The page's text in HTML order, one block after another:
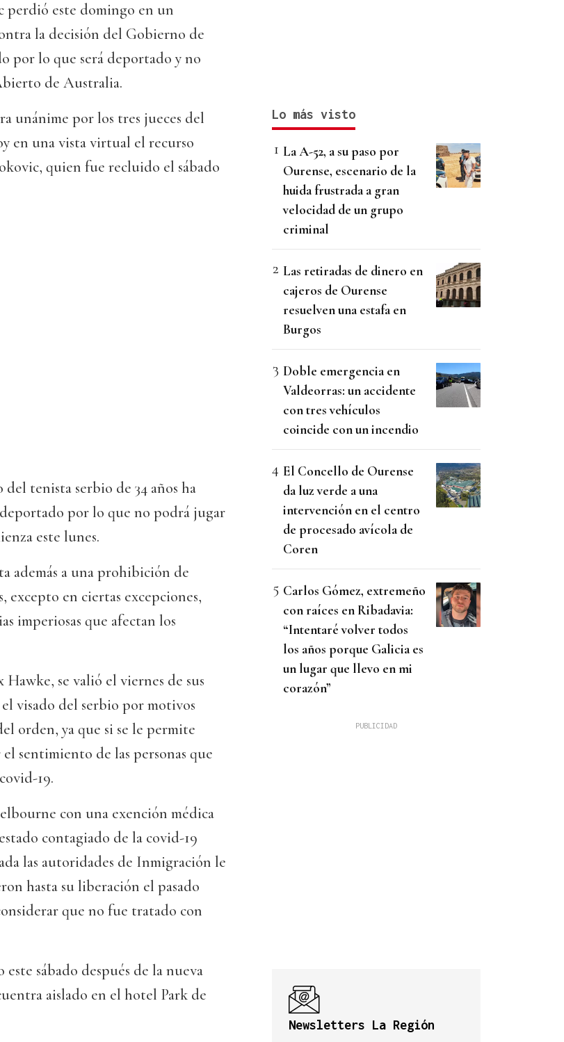
perdió este domingo en un
la decisión del Gobierno de
por lo que será deportado y no
de Australia.
unánime por los tres jueces del
en una vista virtual el recurso
quien fue recluido el sábado
tenista serbio de 34 años ha
por lo que no podrá jugar
este lunes.
además a una prohibición de
excepto en ciertas excepciones,
imperiosas que afectan los
se valió el viernes de sus
visado del serbio por motivos
orden, ya que si se le permite
sentimiento de las personas que
19.
con una exención médica
contagiado de la covid-19
las autoridades de Inmigración le
hasta su liberación el pasado
que no fue tratado con
sábado después de la nueva
aislado en el hotel Park de
Lo más visto
La A-52, a su paso por
Ourense, escenario de la
huida frustrada a gran
velocidad de un grupo
criminal
Las retiradas de dinero en
cajeros de Ourense
resuelven una estafa en
Burgos
Doble emergencia en
Valdeorras: un accidente
con tres vehículos
coincide con un incendio
El Concello de Ourense
da luz verde a una
intervención en el centro
de procesado avícola de
Coren
Carlos Gómez, extremeño
con raíces en Ribadavia:
“Intentaré volver todos
los años porque Galicia es
un lugar que llevo en mi
corazón”
Newsletters La Región